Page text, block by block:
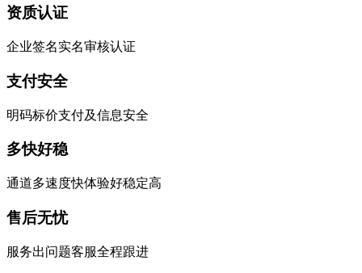
资质认证
企业签名实名审核认证
支付安全
明码标价支付及信息安全
多快好稳
通道多速度快体验好稳定高
售后无忧
服务出问题客服全程跟进